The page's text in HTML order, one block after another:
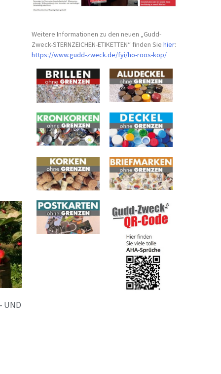
UND
Weitere Informationen zu den neuen „Gudd-
Zweck-STERNZEICHEN-ETIKETTEN“ finden Siehier:
https://www.gudd-zweck.de/fyi/ho-roos-kop/